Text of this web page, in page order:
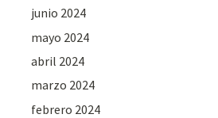
junio 2024
mayo 2024
abril 2024
marzo 2024
febrero 2024